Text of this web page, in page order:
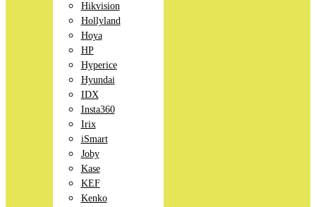
Hikvision
Hollyland
Hoya
HP
Hyperice
Hyundai
IDX
Insta360
Irix
iSmart
Joby
Kase
KEF
Kenko